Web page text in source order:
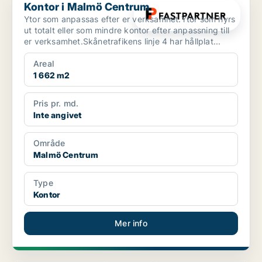
Kontor i Malmö Centrum
Ytor som anpassas efter er verksamhet.Ytor som hyrs
ut totalt eller som mindre kontor efter anpassning till
er verksamhet.Skånetrafikens linje 4 har hållplat...
Areal
1 662 m2
Pris pr. md.
Inte angivet
Område
Malmö Centrum
Type
Kontor
Mer info